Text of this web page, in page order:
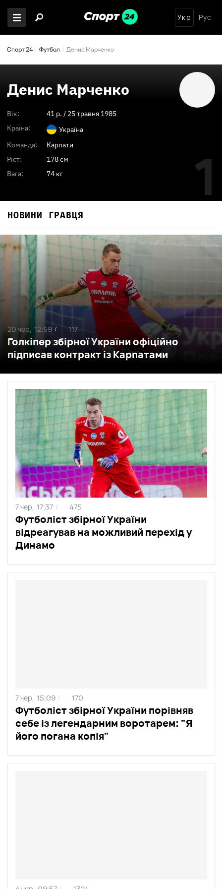
Укр Рус
Спорт 24 Футбол Денис Марченко
Денис Марченко
Вік: 41 p. / 25 травня 1985
Країна:
Україна
Команда:
Карпати
Ріст:
178 см
Вага:
74 кг 1
НОВИНИ ГРАВЦЯ
Голкіпер збірної України офіційно
підписав контракт із Карпатами
20 чер, 12:59 / 117
Футболіст збірної України
відреагував на можливий перехід у
Динамо
7 чер, 17:37 / 475
Футболіст збірної України порівняв
себе із легендарним воротарем: "Я
його погана копія"
7 чер, 15:09 / 170